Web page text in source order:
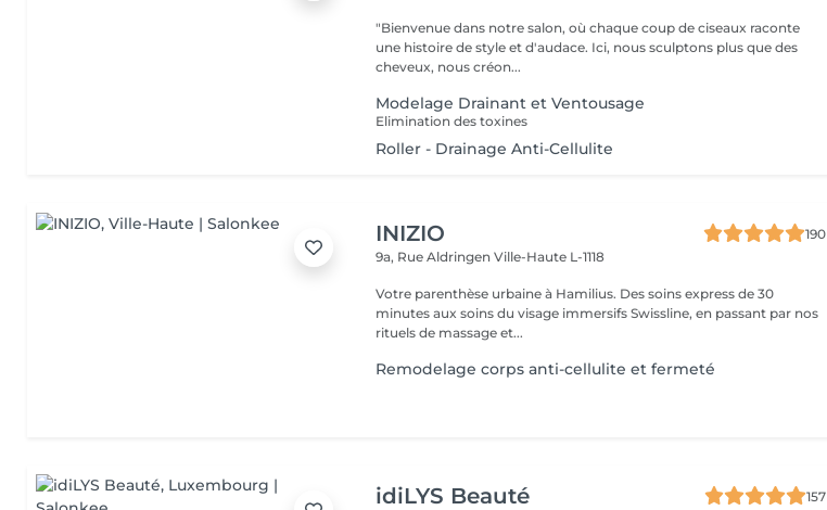
"Bienvenue dans notre salon, où chaque coup de ciseaux raconte
une histoire de style et d'audace. Ici, nous sculptons plus que des
cheveux, nous créon...
Modelage Drainant et Ventousage
Elimination des toxines
Roller - Drainage Anti-Cellulite
INIZIO
190
9a, Rue AldringenVille-Haute L-1118
Votre parenthèse urbaine à Hamilius. Des soins express de 30
minutes aux soins du visage immersifs Swissline, en passant par nos
rituels de massage et...
Remodelage corps anti-cellulite et fermeté
idiLYS Beauté
157